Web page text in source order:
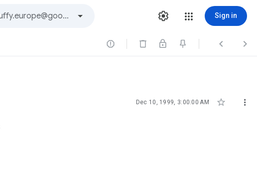
Sign in
  
Dec 10, 1999, 3:00:00 AM  